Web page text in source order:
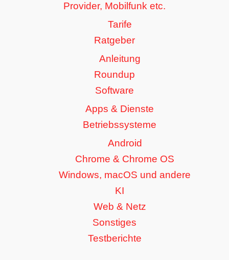
Provider, Mobilfunk etc.
Tarife
Ratgeber
Anleitung
Roundup
Software
Apps & Dienste
Betriebssysteme
Android
Chrome & Chrome OS
Windows, macOS und andere
KI
Web & Netz
Sonstiges
Testberichte